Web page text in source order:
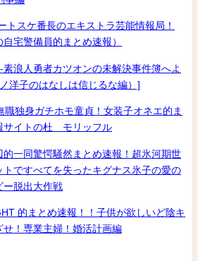
トスケ番長のエキストラ芸能情報局！
宅警備員的まとめ速報）
浪人勇者カツオンの未解決事件簿へよ
洋子のはなしは信じるな編）]
身ガチホモ童貞！女装子オネエ的ま
サイトの杜 モリッフル
的一同驚愕騒然まとめ速報！超氷河期世
ですべてを失ったキグナス氷子の愛の
ー脱出大作戦
的まとめ速報！！子供が欲しいど陰キ
せ！専業主婦！婚活計画編